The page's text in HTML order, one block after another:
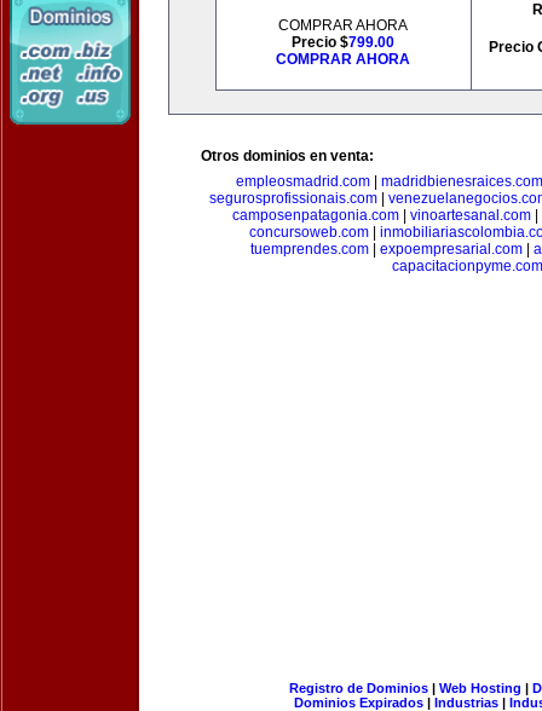
COMPRAR AHORA
Precio $799.00
COMPRAR AHORA
Precio
Otros dominios en venta:
empleosmadrid.com
madridbienesraices.com
segurosprofissionais.com
camposenpatagonia.com| vinoartesanal.com|
concursoweb.com
tuemprendes.com
expoempresarial.com
capacitacionpyme.com
Registro de Dominios| Web Hosting |
Dominios Expirados | Industrias |